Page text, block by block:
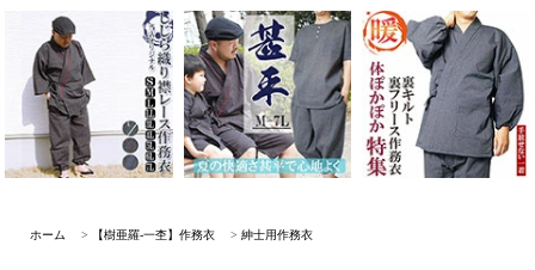
ホーム > 【樹亜羅-一杢】作務衣 > 紳士用作務衣